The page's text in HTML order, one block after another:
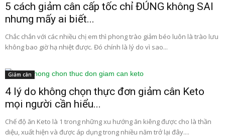
5 cách giảm cân cấp tốc chỉ ĐÚNG không SAI
nhưng mấy ai biết...
Chắc chắn với các nhiều chị em thì phong trào giảm béo luôn là trào lưu
không bao giờ hạ nhiệt được. Đó chính là lý do vì sao...
Giảm cân
4 lý do không chọn thực đơn giảm cân Keto
mọi người cần hiểu...
Chế độ ăn Keto là 1 trong những xu hướng ăn kiêng được cho là thần
diệu, xuất hiện và được áp dụng trong nhiều năm trở lại đây....